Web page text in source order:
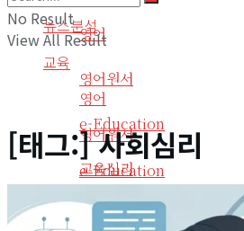
영어
영어원서
e-Education
교육심리
역사
뉴스분석
교육
영어
영어원서
e-Education
교육심리
No Result
View All Result
[태그:]사회심리